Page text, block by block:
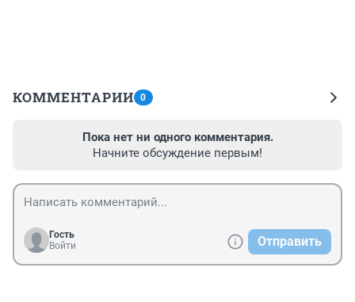
КОММЕНТАРИИ 0
Пока нет ни одного комментария.
Начните обсуждение первым!
Гость
Войти
Отправить